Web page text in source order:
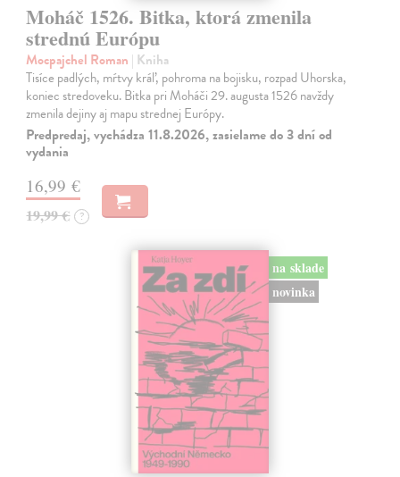
Moháč 1526. Bitka, ktorá zmenila
strednú Európu
Mocpajchel Roman | Kniha
Tisíce padlých, mŕtvy kráľ, pohroma na bojisku, rozpad Uhorska,
koniec stredoveku. Bitka pri Moháči 29. augusta 1526 navždy
zmenila dejiny aj mapu strednej Európy.
Predpredaj, vychádza 11.8.2026, zasielame do 3 dní od
vydania
16,99 €
19,99 € ?
na sklade
novinka